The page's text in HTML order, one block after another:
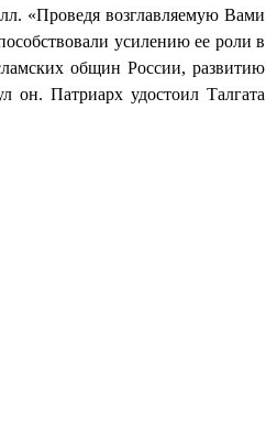
«Проведя возглавляемую Вами
усилению ее роли в
общин России, развитию
Патриарх удостоил Талгата